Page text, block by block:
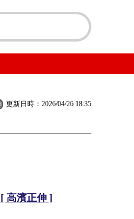
更新日時：2026/04/26 18:35
高濱正伸 ]